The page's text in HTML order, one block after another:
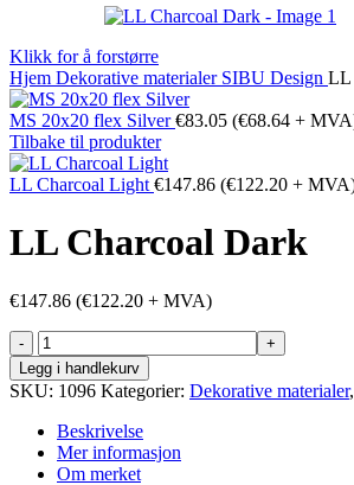
Klikk for å forstørre
Hjem Dekorative materialer SIBU Design LL
MS 20x20 flex Silver€83.05 (€68.64 +
Tilbake til produkter
LL Charcoal Light €147.86 (€122.20 +
LL Charcoal Dark
€147.86 (€122.20 + MVA)
LL
Charcoal
Dark
antall
Legg i handlekurv
SKU: 1096 Kategorier: Dekorative materialer,
Beskrivelse
Mer informasjon
Om merket